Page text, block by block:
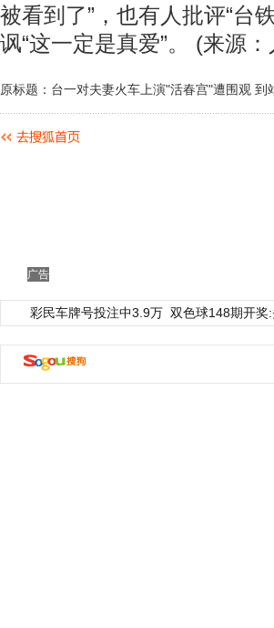
被看到了”，也有人批评“台
讽“这一定是真爱”。 (来源
原标题：台一对夫妻火车上演"活春宫"遭围观 到
广告
彩民车牌号投注中3.9万 双色球148期开奖